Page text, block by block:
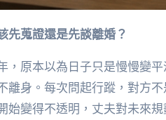
先蒐證還是先談離婚？
，原本以為日子只是慢慢變
離身。每次問起行蹤，對方
始變得不透明，丈夫對未來規